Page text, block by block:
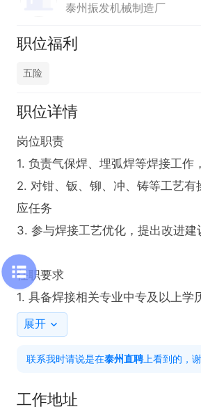
泰州振发机械制造厂
职位福利
五险
职位详情
岗位职责
1. 负责气保焊、埋弧焊等焊接工作
2. 对钳、钣、铆、冲、铸等工艺有
应任务
3. 参与焊接工艺优化，提出改进建
任职要求
1. 具备焊接相关专业中专及以上学
2. 熟悉气保焊、埋弧焊等焊接工艺
4. 有相关工作经验者优先
展开
联系我时请说是在泰州直聘 上看到的，
工作地址